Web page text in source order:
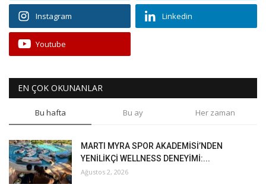
Instagram Linkedin
Youtube
EN ÇOK OKUNANLAR
Bu hafta Bu ay Her zaman
MARTI MYRA SPOR AKADEMİSİ’NDEN
YENİLİKÇİ WELLNESS DENEYİMİ:...
Ağustos 2, 2026